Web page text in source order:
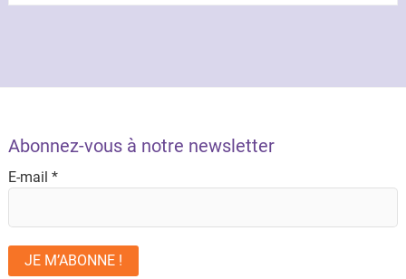
Abonnez-vous à notre newsletter
E-mail *